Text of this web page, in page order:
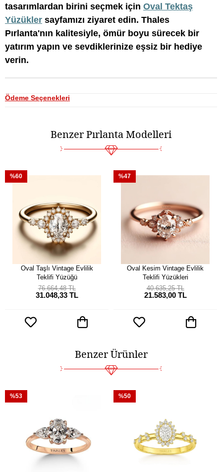
tasarımlardan birini seçmek için Oval Tektaş
Yüzükler sayfamızı ziyaret edin. Thales
Pırlanta'nın kalitesiyle, ömür boyu sürecek bir
yatırım yapın ve sevdiklerinize eşsiz bir hediye
verin.
Ödeme Seçenekleri
Benzer Pırlanta Modelleri
Oval Taşlı Vintage Evlilik
Teklifi Yüzüğü
31.048,33 TL
76.664,48 TL
%60
Oval Kesim Vintage Evlilik
Teklifi Yüzükleri
21.583,00 TL
40.635,25 TL
%47
Benzer Ürünler
%53 %50